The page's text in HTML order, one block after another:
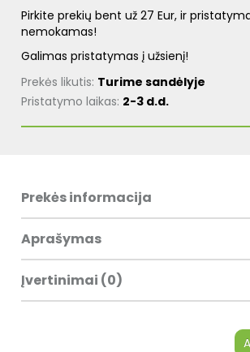
Pirkite prekių bent už 27 Eur, ir
nemokamas!
Galimas pristatymas į užsienį!
Prekės likutis: Turime sandėlyje
Pristatymo laikas: 2-3 d.d.
Prekės informacija
Aprašymas
Įvertinimai (0)